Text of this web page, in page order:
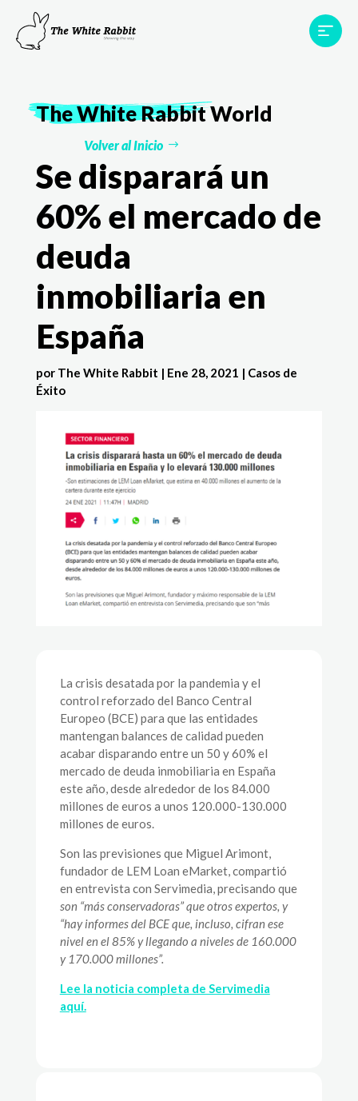
Proyectos
Testimonios
TWR World
The White RabbitWorld
Volver al Inicio
Se disparará un
60% el mercado de
deuda
inmobiliaria en
España
por The White Rabbit | Ene 28, 2021 | Casos de
Éxito
La crisis desatada por la pandemia y el
control reforzado del Banco Central
Europeo (BCE) para que las entidades
mantengan balances de calidad pueden
acabar disparando entre un 50 y 60% el
mercado de deuda inmobiliaria en España
este año, desde alrededor de los 84.000
millones de euros a unos 120.000-130.000
millones de euros.
Son las previsiones que Miguel Arimont,
fundador de LEM Loan eMarket, compartió
en entrevista con Servimedia, precisando que
son “más conservadoras” que otros expertos, y
“hay informes del BCE que, incluso, cifran ese
nivel en el 85% y llegando a niveles de 160.000
y 170.000 millones”.
Lee la noticia completa de Servimedia
aquí.